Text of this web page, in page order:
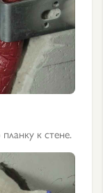
к стене.